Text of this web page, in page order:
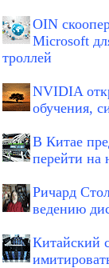
OIN
Microsoft
троллей
NVIDIA
обучения,
В Китае
перейти на
Ричард
ведению
Китайский